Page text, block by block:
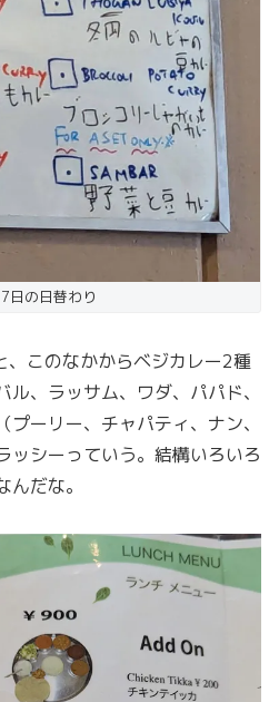
日の日替わり
このなかからベジカレー2種
ル、ラッサム、ワダ、パパド、
ーリー、チャパティ、ナン、
ッシーっていう。結構いろいろ
だな。